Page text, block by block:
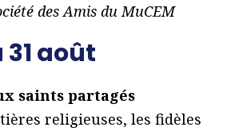
des Amis du MuCEM
août
saints partagés
religieuses, les fidèles